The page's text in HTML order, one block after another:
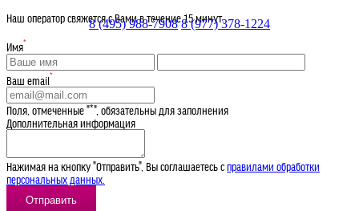
8 (495) 988-7908 8 (977) 378-1224
Наш оператор свяжется с Вами в течение 15 минут.
Имя*
Ваш email*
Поля, отмеченные "*", обязательны для заполнения
Дополнительная информация
Нажимая на кнопку "Отправить", Вы соглашаетесь справилами обработки
персональных данных.